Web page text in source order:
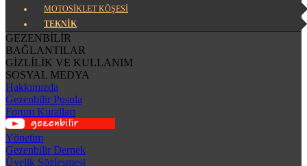
MOTOSİKLET KÖŞESİ
TEKNİK
GEZENBİLİR
BAĞLANTILAR
GİZLİLİK VE KULLANIM
SOSYAL MEDYA
Hakkımızda
Gezenbilir Pusula
Forum Kuralları
Yönetim
Gezenbilir Dernek
Üyelik Sözleşmesi